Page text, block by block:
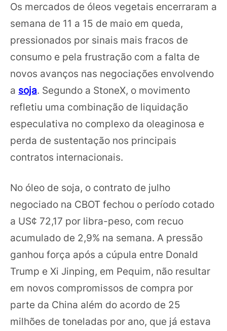
Os mercados de óleos vegetais encerraram a
semana de 11 a 15 de maio em queda,
pressionados por sinais mais fracos de
consumo e pela frustração com a falta de
novos avanços nas negociações envolvendo
a soja. Segundo a StoneX, o movimento
refletiu uma combinação de liquidação
especulativa no complexo da oleaginosa e
perda de sustentação nos principais
contratos internacionais.
No óleo de soja, o contrato de julho
negociado na CBOT fechou o período cotado
a US¢ 72,17 por libra-peso, com recuo
acumulado de 2,9% na semana. A pressão
ganhou força após a cúpula entre Donald
Trump e Xi Jinping, em Pequim, não resultar
em novos compromissos de compra por
parte da China além do acordo de 25
milhões de toneladas por ano, que já estava